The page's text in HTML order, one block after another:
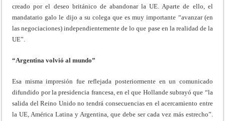
creado por el deseo británico de abandonar la UE. Aparte de ello, el
mandatario galo le dijo a su colega que es muy importante “avanzar (en
las negociaciones) independientemente de lo que pase en la realidad de la
UE”.
“Argentina volvió al mundo”
Esa misma impresión fue reflejada posteriormente en un comunicado
difundido por la presidencia francesa, en el que Hollande subrayó que “la
salida del Reino Unido no tendrá consecuencias en el acercamiento entre
la UE, América Latina y Argentina, que debe ser cada vez más estrecho”.